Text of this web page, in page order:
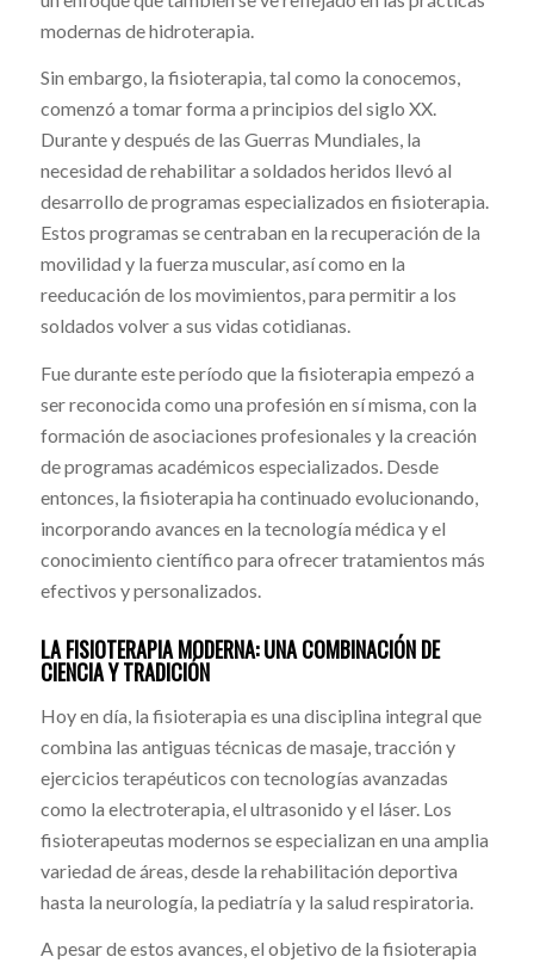
modernas de hidroterapia.
Sin embargo, la fisioterapia, tal como la conocemos,
comenzó a tomar forma a principios del siglo XX.
Durante y después de las Guerras Mundiales, la
necesidad de rehabilitar a soldados heridos llevó al
desarrollo de programas especializados en fisioterapia.
Estos programas se centraban en la recuperación de la
movilidad y la fuerza muscular, así como en la
reeducación de los movimientos, para permitir a los
soldados volver a sus vidas cotidianas.
Fue durante este período que la fisioterapia empezó a
ser reconocida como una profesión en sí misma, con la
formación de asociaciones profesionales y la creación
de programas académicos especializados. Desde
entonces, la fisioterapia ha continuado evolucionando,
incorporando avances en la tecnología médica y el
conocimiento científico para ofrecer tratamientos más
efectivos y personalizados.
LA FISIOTERAPIA MODERNA: UNA COMBINACIÓN DE
CIENCIA Y TRADICIÓN
Hoy en día, la fisioterapia es una disciplina integral que
combina las antiguas técnicas de masaje, tracción y
ejercicios terapéuticos con tecnologías avanzadas
como la electroterapia, el ultrasonido y el láser. Los
fisioterapeutas modernos se especializan en una amplia
variedad de áreas, desde la rehabilitación deportiva
hasta la neurología, la pediatría y la salud respiratoria.
A pesar de estos avances, el objetivo de la fisioterapia